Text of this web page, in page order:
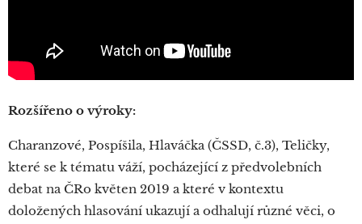
Rozšířeno o výroky:
Charanzové, Pospíšila, Hlaváčka (ČSSD, č.3), Teličky,
které se k tématu váží, pocházející z předvolebních
debat na ČRo květen 2019 a které v kontextu
doložených hlasování ukazují a odhalují různé věci, o